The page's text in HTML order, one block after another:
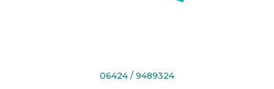
06424 / 9489324